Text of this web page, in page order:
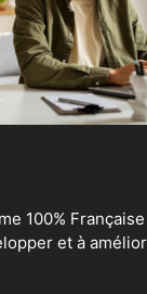
100%
et à